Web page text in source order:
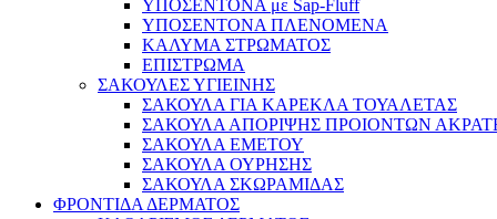
ΥΠΟΣΕΝΤΟΝΑ με Sap-Fluff
ΥΠΟΣΕΝΤΟΝΑ ΠΛΕΝΟΜΕΝΑ
ΚΑΛΥΜΑ ΣΤΡΩΜΑΤΟΣ
ΕΠΙΣΤΡΩΜΑ
ΣΑΚΟΥΛΕΣ ΥΓΙΕΙΝΗΣ
ΣΑΚΟΥΛΑ ΓΙΑ ΚΑΡΕΚΛΑ ΤΟΥΑΛΕΤΑΣ
ΣΑΚΟΥΛΑ ΑΠΟΡΙΨΗΣ ΠΡΟΙΟΝΤΩΝ
ΣΑΚΟΥΛΑ ΕΜΕΤΟΥ
ΣΑΚΟΥΛΑ ΟΥΡΗΣΗΣ
ΣΑΚΟΥΛΑ ΣΚΩΡΑΜΙΔΑΣ
ΦΡΟΝΤΙΔΑ ΔΕΡΜΑΤΟΣ